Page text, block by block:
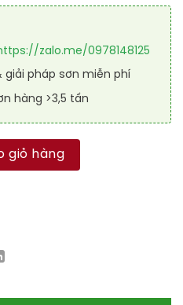
zalo.me/0978148125
giải pháp sơn miễn phí
hàng >3,5 tấn
SPORT GUARD 2010 số lượng
giỏ hàng